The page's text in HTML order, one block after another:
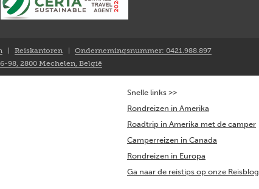
Reiskantoren
Ondernemingsnummer: 0421.988.897
98, 2800 Mechelen, België
Snelle links >>
Rondreizen in Amerika
Roadtrip in Amerika met de camper
Camperreizen in Canada
Rondreizen in Europa
Ga naar de reistips op onze Reisblog